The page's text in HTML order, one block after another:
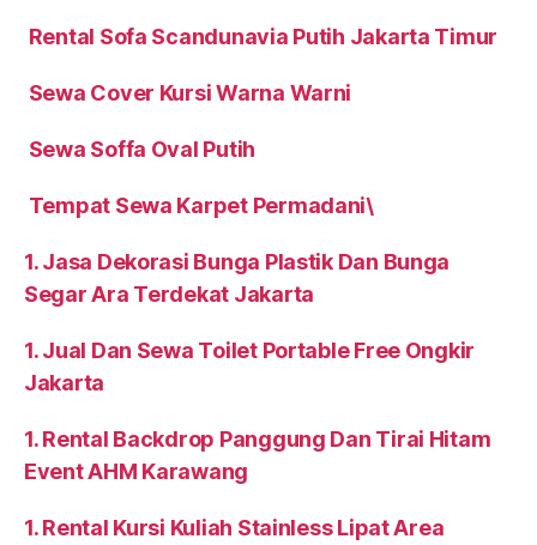
Rental Sofa Scandunavia Putih Jakarta Timur
Sewa Cover Kursi Warna Warni
Sewa Soffa Oval Putih
Tempat Sewa Karpet Permadani\
1. Jasa Dekorasi Bunga Plastik Dan Bunga
Segar Ara Terdekat Jakarta
1. Jual Dan Sewa Toilet Portable Free Ongkir
Jakarta
1. Rental Backdrop Panggung Dan Tirai Hitam
Event AHM Karawang
1. Rental Kursi Kuliah Stainless Lipat Area